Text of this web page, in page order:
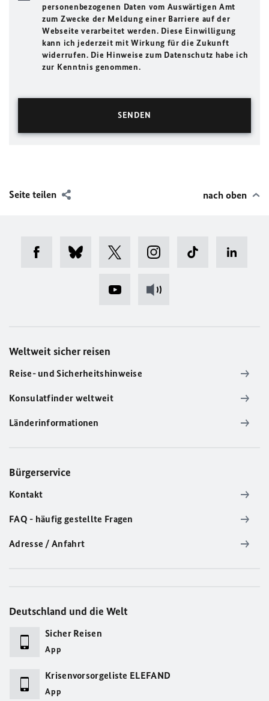
personenbezogenen Daten vom Auswärtigen Amt
zum Zwecke der Meldung einer Barriere auf der
Webseite verarbeitet werden. Diese Einwilligung
kann ich jederzeit mit Wirkung für die Zukunft
widerrufen. Die Hinweise zum Datenschutz habe ich
zur Kenntnis genommen.
Seite teilen nach oben
Weltweit sicher reisen
Reise- und Sicherheitshinweise
Konsulatfinder weltweit
Länderinformationen
Bürgerservice
Kontakt
FAQ - häufig gestellte Fragen
Adresse / Anfahrt
Deutschland und die Welt
Sicher Reisen
App
Krisenvorsorgeliste ELEFAND
App